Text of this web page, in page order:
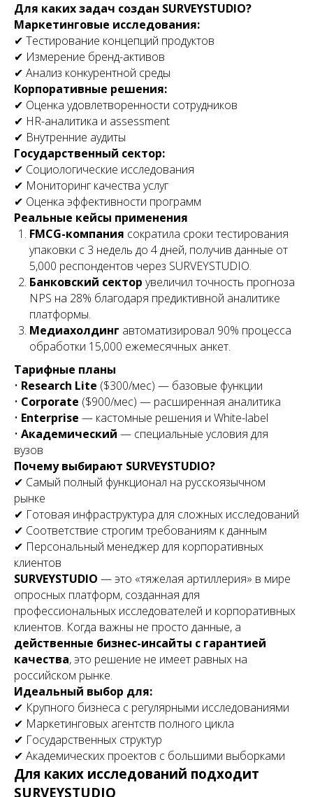
Для каких задач создан SURVEYSTUDIO?
Маркетинговые исследования:
✔ Тестирование концепций продуктов
✔ Измерение бренд-активов
✔ Анализ конкурентной среды
Корпоративные решения:
✔ Оценка удовлетворенности сотрудников
✔ HR-аналитика и assessment
✔ Внутренние аудиты
Государственный сектор:
✔ Социологические исследования
✔ Мониторинг качества услуг
✔ Оценка эффективности программ
Реальные кейсы применения
FMCG-компания сократила сроки тестирования
упаковки с 3 недель до 4 дней, получив данные от
5,000 респондентов через SURVEYSTUDIO.
Банковский сектор увеличил точность прогноза
NPS на 28% благодаря предиктивной аналитике
платформы.
Медиахолдинг автоматизировал 90% процесса
обработки 15,000 ежемесячных анкет.
Тарифные планы
• Research Lite ($300/мес) — базовые функции
• Corporate ($900/мес) — расширенная аналитика
• Enterprise — кастомные решения и White-label
• Академический — специальные условия для
вузов
Почему выбирают SURVEYSTUDIO?
✔ Самый полный функционал на русскоязычном
рынке
✔ Готовая инфраструктура для сложных исследований
✔ Соответствие строгим требованиям к данным
✔ Персональный менеджер для корпоративных
клиентов
SURVEYSTUDIO — это «тяжелая артиллерия» в мире
опросных платформ, созданная для
профессиональных исследователей и корпоративных
клиентов. Когда важны не просто данные, а
действенные бизнес-инсайты с гарантией
качества, это решение не имеет равных на
российском рынке.
Идеальный выбор для:
✔ Крупного бизнеса с регулярными исследованиями
✔ Маркетинговых агентств полного цикла
✔ Государственных структур
✔ Академических проектов с большими выборками
Для каких исследований подходит
SURVEYSTUDIO